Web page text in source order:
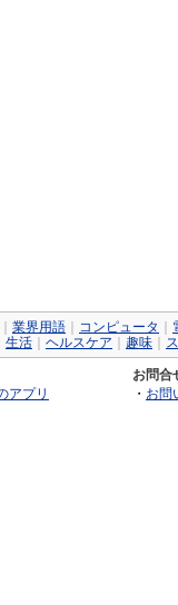
業界用語 コンピュータ
生活 ヘルスケア 趣味
アプリ
お問合
・ お問